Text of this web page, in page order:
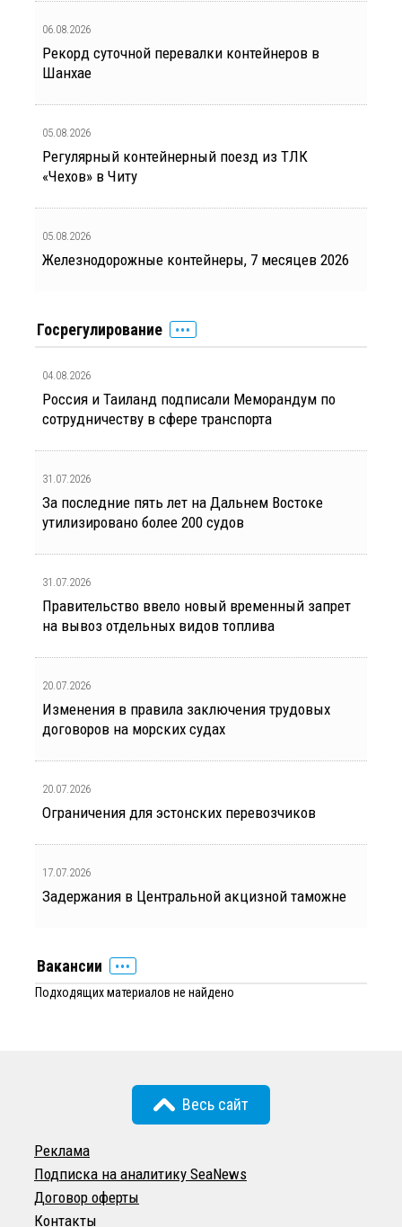
06.08.2026
Рекорд суточной перевалки контейнеров в
Шанхае
05.08.2026
Регулярный контейнерный поезд из ТЛК
«Чехов» в Читу
05.08.2026
Железнодорожные контейнеры, 7 месяцев 2026
Госрегулирование
04.08.2026
Россия и Таиланд подписали Меморандум по
сотрудничеству в сфере транспорта
31.07.2026
За последние пять лет на Дальнем Востоке
утилизировано более 200 судов
31.07.2026
Правительство ввело новый временный запрет
на вывоз отдельных видов топлива
20.07.2026
Изменения в правила заключения трудовых
договоров на морских судах
20.07.2026
Ограничения для эстонских перевозчиков
17.07.2026
Задержания в Центральной акцизной таможне
Вакансии
Подходящих материалов не найдено
Весь сайт
Реклама
Подписка на аналитику SeaNews
Договор оферты
Контакты